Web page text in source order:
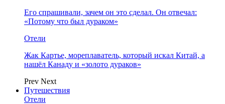
Его спрашивали, зачем он это сделал. Он отвечал:
«Потому что был дураком»
Отели
Жак Картье, мореплаватель, который искал Китай, а
нашёл Канаду и «золото дураков»
Prev Next
Путешествия
Отели